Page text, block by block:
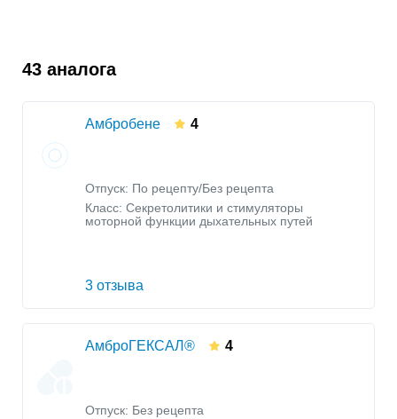
43 аналога
Амбробене 4
Отпуск: По рецепту/Без рецепта
Класс: Секретолитики и стимуляторы
моторной функции дыхательных путей
3 отзыва
АмброГЕКСАЛ® 4
Отпуск: Без рецепта